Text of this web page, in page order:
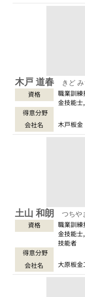
木戸 道春 きど
資格
職業訓練
金技能士
得意分野
会社名
木戸板金
土山 和朗 つちや
資格
職業訓練
金技能士
技能者
得意分野
会社名
大原板